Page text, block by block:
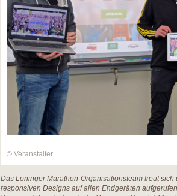
© Veranstalter
Das Löninger Marathon-Organisationsteam freut
responsiven Designs auf allen Endgeräten